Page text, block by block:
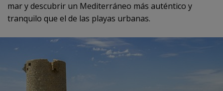
mar y descubrir un Mediterráneo más auténtico y
tranquilo que el de las playas urbanas.